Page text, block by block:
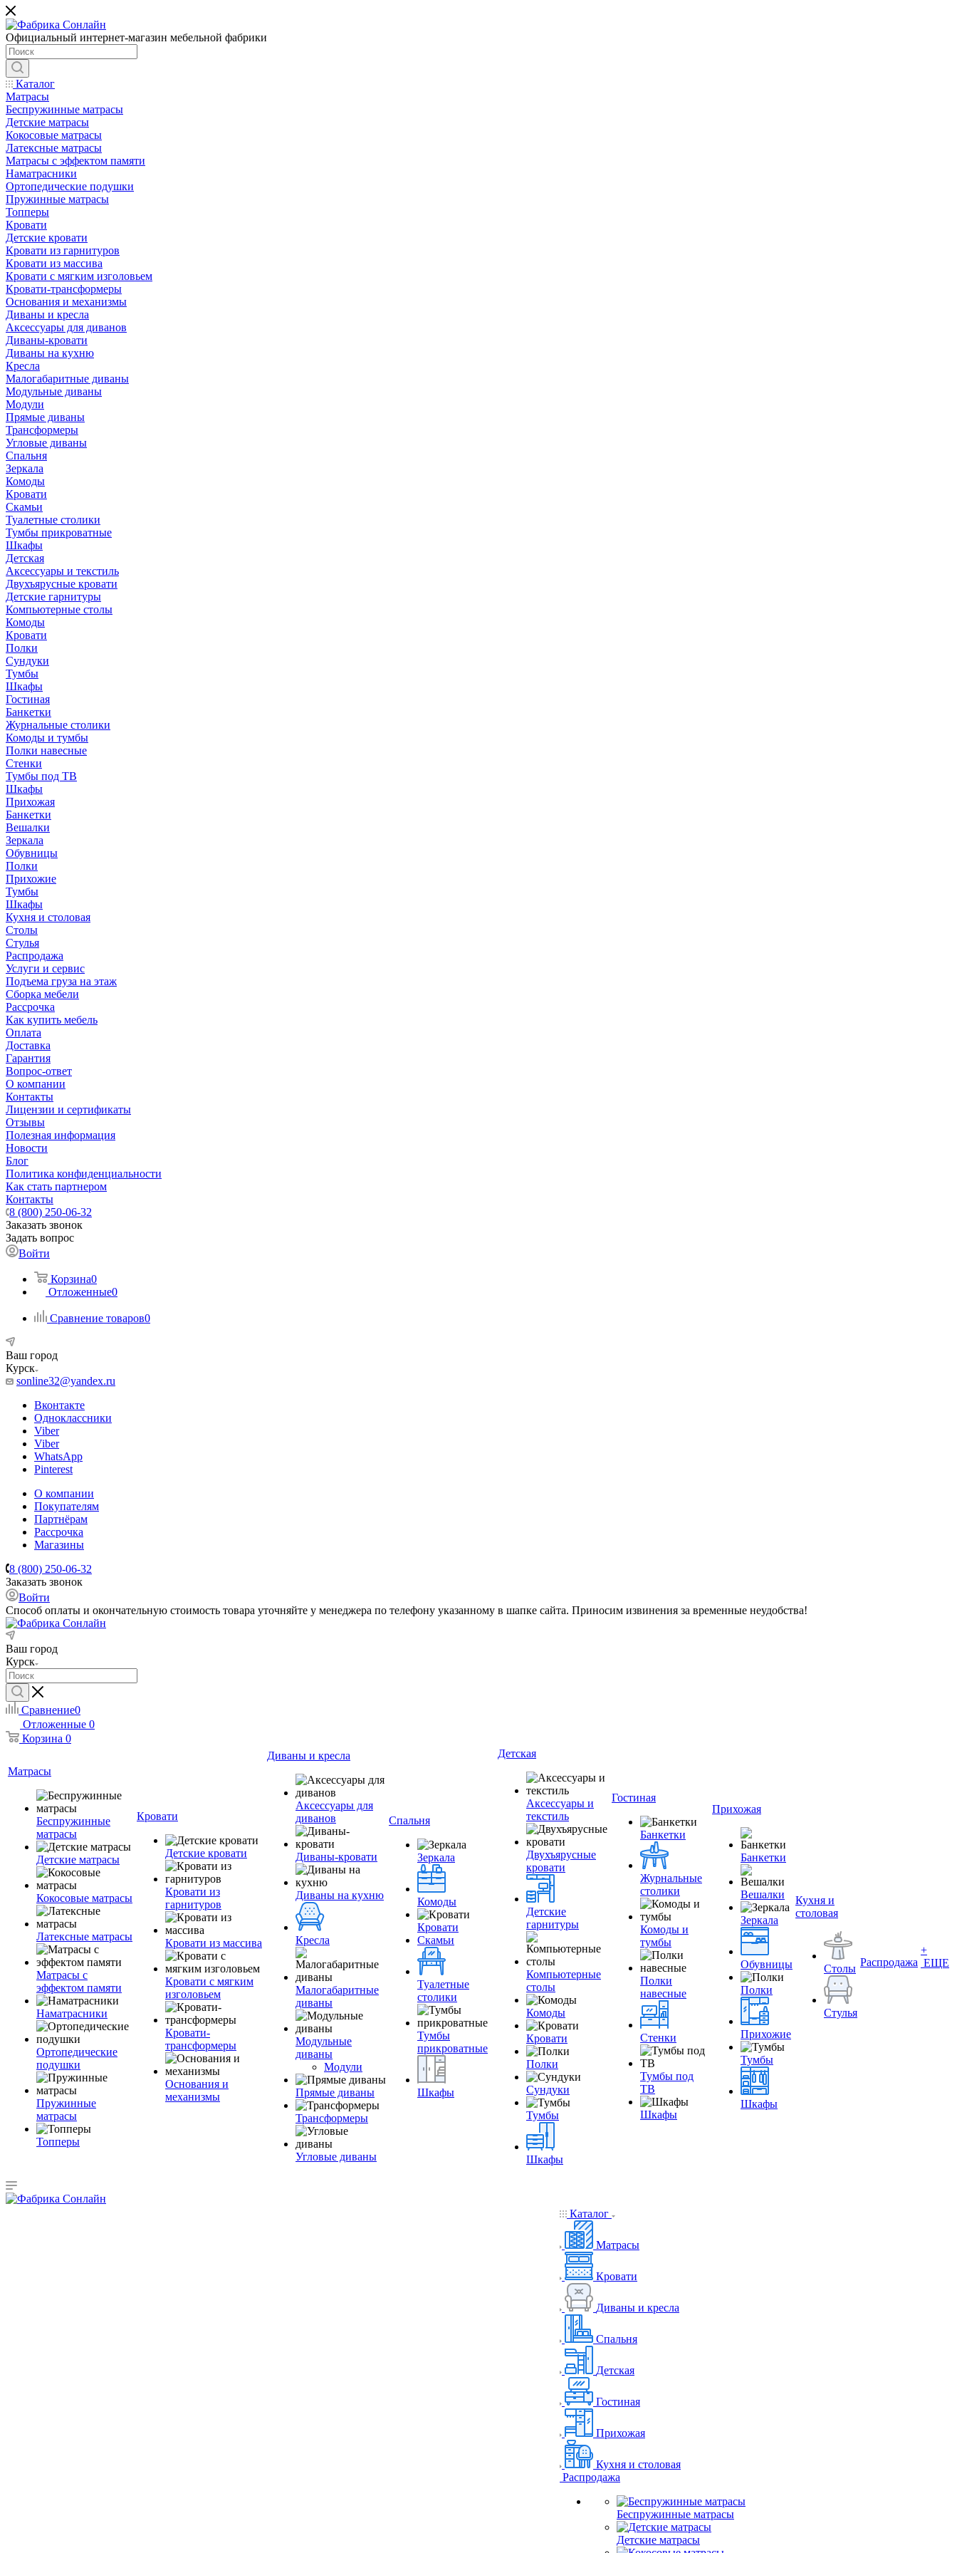
Официальный интернет-магазин мебельной фабрики
Каталог
Матрасы
Беспружинные матрасы
Детские матрасы
Кокосовые матрасы
Латексные матрасы
Матрасы с эффектом памяти
Наматрасники
Ортопедические подушки
Пружинные матрасы
Топперы
Кровати
Детские кровати
Кровати из гарнитуров
Кровати из массива
Кровати с мягким изголовьем
Кровати-трансформеры
Основания и механизмы
Диваны и кресла
Аксессуары для диванов
Диваны-кровати
Диваны на кухню
Кресла
Малогабаритные диваны
Модульные диваны
Модули
Прямые диваны
Трансформеры
Угловые диваны
Спальня
Зеркала
Комоды
Кровати
Скамьи
Туалетные столики
Тумбы прикроватные
Шкафы
Детская
Аксессуары и текстиль
Двухъярусные кровати
Детские гарнитуры
Компьютерные столы
Комоды
Кровати
Полки
Сундуки
Тумбы
Шкафы
Гостиная
Банкетки
Журнальные столики
Комоды и тумбы
Полки навесные
Стенки
Тумбы под ТВ
Шкафы
Прихожая
Банкетки
Вешалки
Зеркала
Обувницы
Полки
Прихожие
Тумбы
Шкафы
Кухня и столовая
Столы
Стулья
Распродажа
Услуги и сервис
Подъема груза на этаж
Сборка мебели
Рассрочка
Как купить мебель
Оплата
Доставка
Гарантия
Вопрос-ответ
О компании
Контакты
Лицензии и сертификаты
Отзывы
Полезная информация
Новости
Блог
Политика конфиденциальности
Как стать партнером
Контакты
8 (800) 250-06-32
Заказать звонок
Задать вопрос
Войти
Корзина0
Отложенные0
Сравнение товаров0
Ваш город
Курск
sonline32@yandex.ru
Вконтакте
Одноклассники
Viber
Viber
WhatsApp
Pinterest
О компании
Покупателям
Партнёрам
Рассрочка
Магазины
8 (800) 250-06-32
Заказать звонок
Войти
Способ оплаты и окончательную стоимость товара уточняйте у менеджера по телефону указанному в шапке сайта. Приносим извинения за временные неудобства!
Ваш город
Курск
Сравнение0
Отложенные 0
Корзина 0
Матрасы
Беспружинные
матрасы
Детские матрасы
Кокосовые матрасы
Латексные матрасы
Матрасы с
эффектом памяти
Наматрасники
Ортопедические
подушки
Пружинные
матрасы
Топперы
Кровати
Детские кровати
Кровати из
гарнитуров
Кровати из массива
Кровати с мягким
изголовьем
Кровати-
трансформеры
Основания и
механизмы
Диваны и кресла
Аксессуары для
диванов
Диваны-кровати
Диваны на кухню
Кресла
Малогабаритные
диваны
Модульные
диваны
Модули
Прямые диваны
Трансформеры
Угловые диваны
Спальня
Зеркала
Комоды
Кровати
Скамьи
Туалетные
столики
Тумбы
прикроватные
Шкафы
Детская
Аксессуары и
текстиль
Двухъярусные
кровати
Детские
гарнитуры
Компьютерные
столы
Комоды
Кровати
Полки
Сундуки
Тумбы
Шкафы
Гостиная
Банкетки
Журнальные
столики
Комоды и
тумбы
Полки
навесные
Стенки
Тумбы под
ТВ
Шкафы
Прихожая
Банкетки
Вешалки
Зеркала
Обувницы
Полки
Прихожие
Тумбы
Шкафы
Кухня и
столовая
Столы
Стулья
Распродажа
+
ЕЩЕ
Каталог
Матрасы
Кровати
Диваны и кресла
Спальня
Детская
Гостиная
Прихожая
Кухня и столовая
Распродажа
Беспружинные матрасы
Детские матрасы